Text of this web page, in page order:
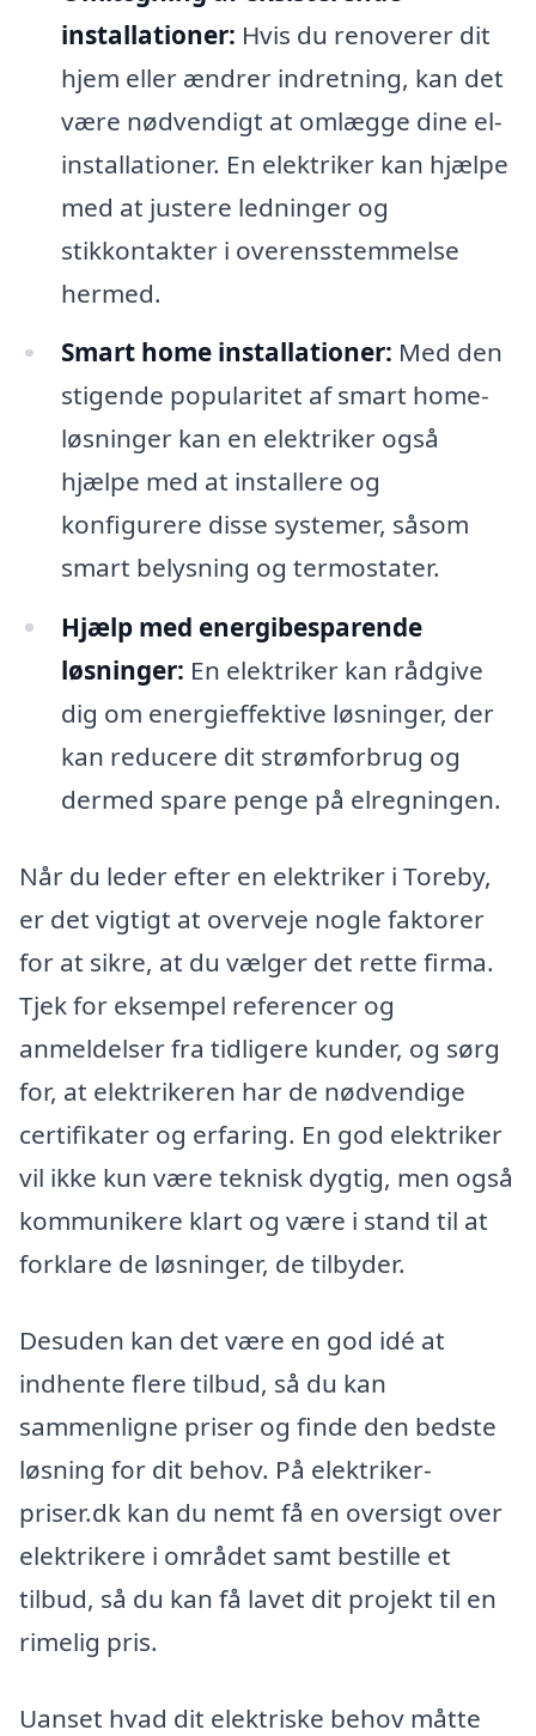
installationer: Hvis du renoverer dit
hjem eller ændrer indretning, kan det
være nødvendigt at omlægge dine el-
installationer. En elektriker kan hjælpe
med at justere ledninger og
stikkontakter i overensstemmelse
hermed.
Smart home installationer: Med den
stigende popularitet af smart home-
løsninger kan en elektriker også
hjælpe med at installere og
konfigurere disse systemer, såsom
smart belysning og termostater.
Hjælp med energibesparende
løsninger: En elektriker kan rådgive
dig om energieffektive løsninger, der
kan reducere dit strømforbrug og
dermed spare penge på elregningen.
Når du leder efter en elektriker i Toreby,
er det vigtigt at overveje nogle faktorer
for at sikre, at du vælger det rette firma.
Tjek for eksempel referencer og
anmeldelser fra tidligere kunder, og sørg
for, at elektrikeren har de nødvendige
certifikater og erfaring. En god elektriker
vil ikke kun være teknisk dygtig, men også
kommunikere klart og være i stand til at
forklare de løsninger, de tilbyder.
Desuden kan det være en god idé at
indhente flere tilbud, så du kan
sammenligne priser og finde den bedste
løsning for dit behov. På elektriker-
priser.dk kan du nemt få en oversigt over
elektrikere i området samt bestille et
tilbud, så du kan få lavet dit projekt til en
rimelig pris.
Uanset hvad dit elektriske behov måtte